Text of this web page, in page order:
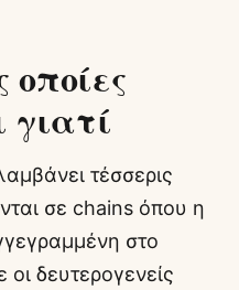
οποίες
τέσσερις
σε chains όπου η
στο
δευτερογενείς